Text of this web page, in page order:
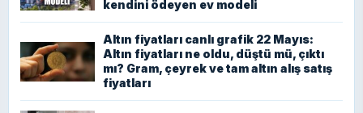
kendini ödeyen ev modeli
Altın fiyatları canlı grafik 22 Mayıs:
Altın fiyatları ne oldu, düştü mü, çıktı
mı? Gram, çeyrek ve tam altın alış satış
fiyatları